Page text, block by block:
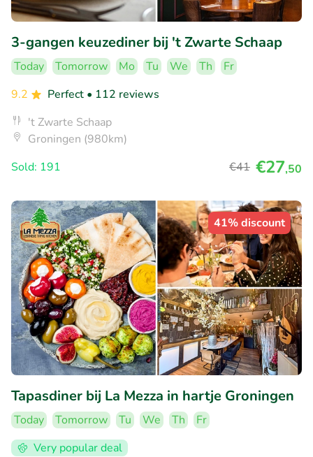
3-gangen keuzediner bij 't Zwarte Schaap
Today Tomorrow Mo Tu We Th
Fr
9.2
Perfect • 112 reviews
't Zwarte Schaap
Groningen (980km)
Sold: 191
€41 €27,50
41% discount
Tapasdiner bij La Mezza in hartje Groningen
Today Tomorrow Tu We Th
Fr
Very popular deal